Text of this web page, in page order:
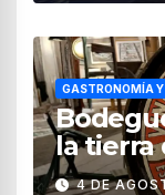
GASTRONOMÍA Y
la tierra
vino
4 DE